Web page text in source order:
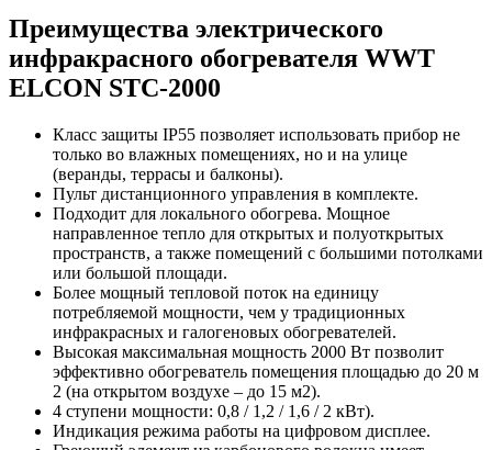
Преимущества электрического
инфракрасного обогревателя WWT
ELCON STC-2000
Класс защиты IP55 позволяет использовать прибор не
только во влажных помещениях, но и на улице
(веранды, террасы и балконы).
Пульт дистанционного управления в комплекте.
Подходит для локального обогрева. Мощное
направленное тепло для открытых и полуоткрытых
пространств, а также помещений с большими потолками
или большой площади.
Более мощный тепловой поток на единицу
потребляемой мощности, чем у традиционных
инфракрасных и галогеновых обогревателей.
Высокая максимальная мощность 2000 Вт позволит
эффективно обогреватель помещения площадью до 20 м
2 (на открытом воздухе – до 15 м2).
4 ступени мощности: 0,8 / 1,2 / 1,6 / 2 кВт).
Индикация режима работы на цифровом дисплее.